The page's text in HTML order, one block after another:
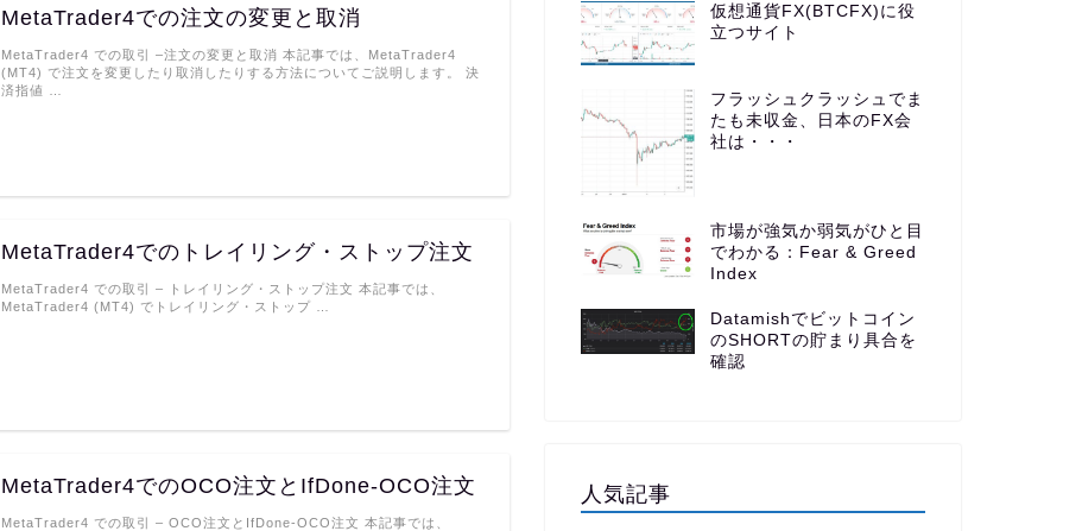
MetaTrader4での注文の変更と取消
MetaTrader4 での取引 –注文の変更と取消 本記事では、MetaTrader4
(MT4) で注文を変更したり取消したりする方法についてご説明します。 決
済指値 …
MetaTrader4でのトレイリング・ストップ注文
MetaTrader4 での取引 – トレイリング・ストップ注文 本記事では、
MetaTrader4 (MT4) でトレイリング・ストップ …
MetaTrader4でのOCO注文とIfDone-OCO注文
MetaTrader4 での取引 – OCO注文とIfDone-OCO注文 本記事では、
仮想通貨FX(BTCFX)に役
立つサイト
フラッシュクラッシュでま
たも未収金、日本のFX会
社は・・・
市場が強気か弱気がひと目
でわかる：Fear & Greed
Index
Datamishでビットコイン
のSHORTの貯まり具合を
確認
人気記事